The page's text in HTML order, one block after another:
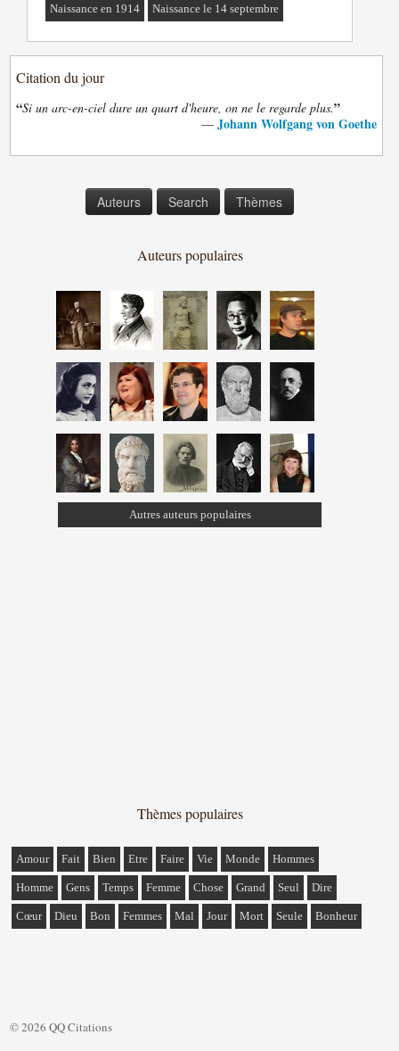
Naissance en 1914 Naissance le 14 septembre
Citation du jour
“Si un arc-en-ciel dure un quart d'heure, on ne le regarde plus.”
— Johann Wolfgang von Goethe
Auteurs Search Thèmes
Auteurs populaires
Autres auteurs populaires
Thèmes populaires
Amour Fait Bien Etre Faire Vie Monde Hommes
Homme Gens Temps Femme Chose Grand Seul Dire
Cœur Dieu Bon Femmes Mal Jour Mort Seule Bonheur
© 2026 QQ Citations